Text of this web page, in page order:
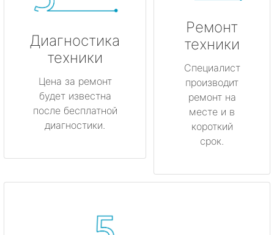
Диагностика
техники
Цена за ремонт
будет известна
после бесплатной
диагностики.
Ремонт
техники
Специалист
производит
ремонт на
месте и в
короткий
срок.